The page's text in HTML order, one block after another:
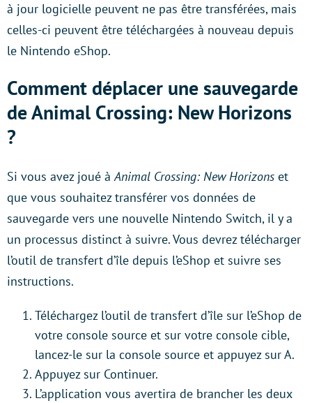
à jour logicielle peuvent ne pas être transférées, mais
celles-ci peuvent être téléchargées à nouveau depuis
le Nintendo eShop.
Comment déplacer une sauvegarde
de Animal Crossing: New Horizons
?
Si vous avez joué àAnimal Crossing: New Horizons et
que vous souhaitez transférer vos données de
sauvegarde vers une nouvelle Nintendo Switch, il y a
un processus distinct à suivre. Vous devrez télécharger
l’outil de transfert d’île depuis l’eShop et suivre ses
instructions.
Téléchargez l’outil de transfert d’île sur l’eShop de
votre console source et sur votre console cible,
lancez-le sur la console source et appuyez sur A.
Appuyez sur Continuer.
L’application vous avertira de brancher les deux